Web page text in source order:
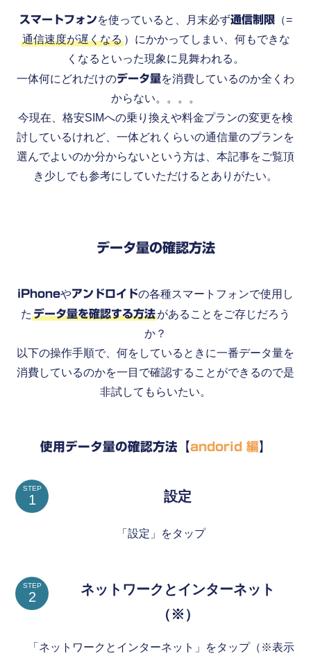
スマートフォンを使っていると、月末必ず通信制限（=
通信速度が遅くなる ）にかかってしまい、何もできな
くなるといった現象に見舞われる。
一体何にどれだけのデータ量を消費しているのか全くわ
からない。。。。
今現在、格安SIMへの乗り換えや料金プランの変更を検
討しているけれど、一体どれくらいの通信量のプランを
選んでよいのか分からないという方は、本記事をご覧頂
き少しでも参考にしていただけるとありがたい。
データ量の確認方法
iPhoneやアンドロイドの各種スマートフォンで使用し
た データ量を確認する方法があることをご存じだろう
か？
以下の操作手順で、何をしているときに一番データ量を
消費しているのかを一目で確認することができるので是
非試してもらいたい。
使用データ量の確認方法【andorid 編】
STEP 設定
「設定」をタップ
STEP
ネットワークとインターネット
（※）
「ネットワークとインターネット」をタップ（※表示